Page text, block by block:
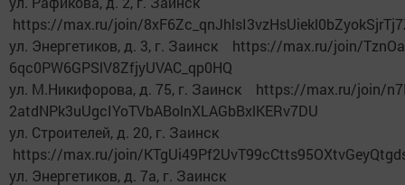
https://max.ru/join/
ул. Энергетиков, д. 3, г. Заинск https://max.ru/join/
6qc0PW6GPSlV8ZfjyUVAC_qp0HQ
ул. М.Никифорова, д. 75, г. Заинск https://max.ru/join/
2atdNPk3uUgcIYoTVbABolnXLAGbBxlKERv7DU
ул. Строителей, д. 20, г. Заинск
https://max.ru/join/
ул. Энергетиков, д. 7а, г. Заинск